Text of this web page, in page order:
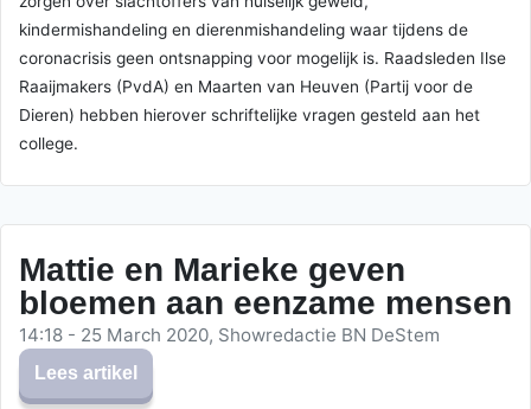
kindermishandeling en dierenmishandeling waar tijdens de
coronacrisis geen ontsnapping voor mogelijk is. Raadsleden Ilse
Raaijmakers (PvdA) en Maarten van Heuven (Partij voor de
Dieren) hebben hierover schriftelijke vragen gesteld aan het
college.
Mattie en Marieke geven
bloemen aan eenzame mensen
14:18 - 25 March 2020, Showredactie BN DeStem
Lees artikel